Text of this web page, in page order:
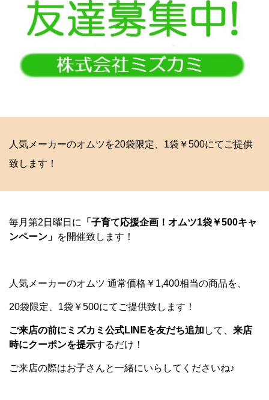
人気メーカーのオムツを20袋限定、1袋￥500にてご提供
致します！
毎月第2日曜日に
「子育て応援企画！オムツ1袋￥500キャ
ンペーン」 を開催致します！
人気メーカーのオムツ 通常価格￥1,400相当の商品を、
20袋限定、1袋￥500にてご提供致します！
ご来店の前にミズカミ公式LINEを友だち追加 して、 来店
時にクーポンを提示するだけ！
ご来店の際はお子さんと一緒にいらしてくださいね♪